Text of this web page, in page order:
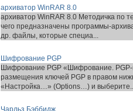
архиватор WinRAR 8.0
архиватор WinRAR 8.0 Методичка по
чего предназначены программы-
др. файлы, которые специа...
Шифрование PGP
Шифрование PGP «Шифрование.
размещения ключей PGP в правом
«Настройка…» (Options…) и
Чарльз Бэббидж